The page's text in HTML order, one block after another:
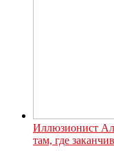
Иллюзионист
там, где